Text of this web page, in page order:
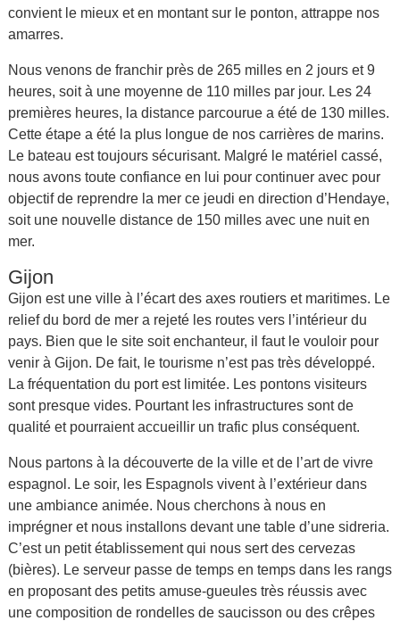
convient le mieux et en montant sur le ponton, attrappe nos
amarres.
Nous venons de franchir près de 265 milles en 2 jours et 9
heures, soit à une moyenne de 110 milles par jour. Les 24
premières heures, la distance parcourue a été de 130 milles.
Cette étape a été la plus longue de nos carrières de marins.
Le bateau est toujours sécurisant. Malgré le matériel cassé,
nous avons toute confiance en lui pour continuer avec pour
objectif de reprendre la mer ce jeudi en direction d’Hendaye,
soit une nouvelle distance de 150 milles avec une nuit en
mer.
Gijon
Gijon est une ville à l’écart des axes routiers et maritimes. Le
relief du bord de mer a rejeté les routes vers l’intérieur du
pays. Bien que le site soit enchanteur, il faut le vouloir pour
venir à Gijon. De fait, le tourisme n’est pas très développé.
La fréquentation du port est limitée. Les pontons visiteurs
sont presque vides. Pourtant les infrastructures sont de
qualité et pourraient accueillir un trafic plus conséquent.
Nous partons à la découverte de la ville et de l’art de vivre
espagnol. Le soir, les Espagnols vivent à l’extérieur dans
une ambiance animée. Nous cherchons à nous en
imprégner et nous installons devant une table d’une sidreria.
C’est un petit établissement qui nous sert des cervezas
(bières). Le serveur passe de temps en temps dans les rangs
en proposant des petits amuse-gueules très réussis avec
une composition de rondelles de saucisson ou des crêpes